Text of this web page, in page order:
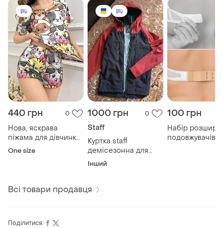
440 грн 0
Нова, яскрава
піжама для дівчинки
підлітка
One size
1000 грн 0
Staff
Куртка staff
демісезонна для
хлопчика підлітка
Інший
100 грн
Набір
подовжувачів
Всі товари продавця
Поділитися: